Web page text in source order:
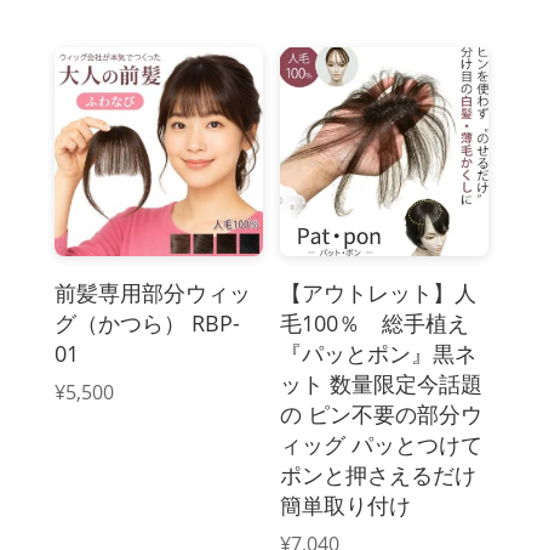
前髪専用部分ウィッ
グ（かつら） RBP-
01
¥5,500
【アウトレット】人
毛100％ 総手植え
『パッとポン』黒ネ
ット 数量限定今話題
の ピン不要の部分ウ
ィッグ パッとつけて
ポンと押さえるだけ
簡単取り付け
¥7,040